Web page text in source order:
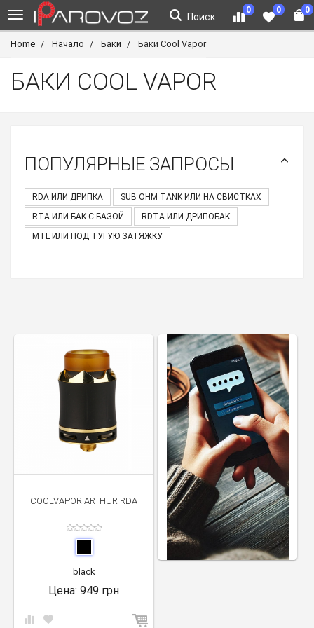
Поиск
0 0 0
Home Начало Баки Баки Cool Vapor
БАКИ COOL VAPOR
ПОПУЛЯРНЫЕ ЗАПРОСЫ
RDA ИЛИ ДРИПКА
SUB OHM TANK ИЛИ НА СВИСТКАХ
RTA ИЛИ БАК С БАЗОЙ
RDTA ИЛИ ДРИПОБАК
MTL ИЛИ ПОД ТУГУЮ ЗАТЯЖКУ
COOLVAPOR ARTHUR RDA
black
Цена: 949 грн